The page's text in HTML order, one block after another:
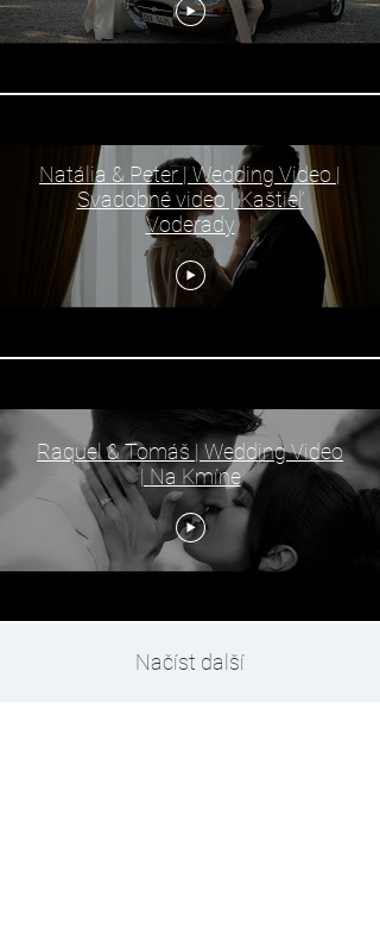
Natália & Peter | Wedding Video |
Svadobné video | Kaštieľ
Voderady
Raquel & Tomáš | Wedding Video
| Na Kmíne
Načíst další